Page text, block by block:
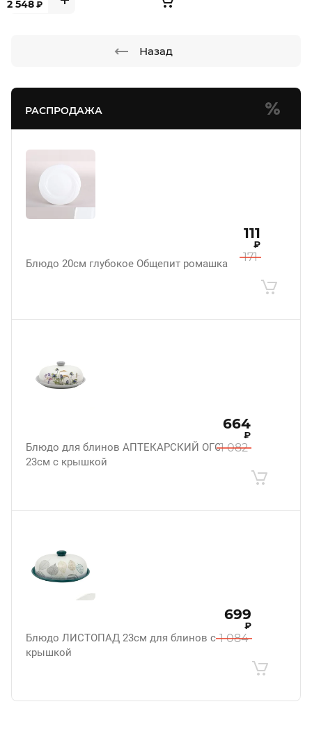
РАСПРОДАЖА
Блюдо 20см глубокое Общепит ромашка 171
111
₽
Блюдо для блинов АПТЕКАРСКИЙ ОГОРОД
23см с крышкой
1 082
664
₽
Блюдо ЛИСТОПАД 23см для блинов с
крышкой
1 084
699
₽
2 548 ₽
Назад